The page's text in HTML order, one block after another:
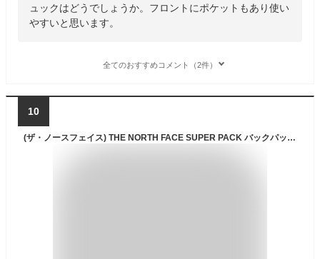
ュックはどうでしょうか。フロントにポケットもあり使い
やすいと思います。
全てのおすすめコメント（2件）
10
(ザ・ノースフェイス) THE NORTH FACE SUPER PACK バックパック リュック (CREAM(NM2DP00K)) [並行輸入品]